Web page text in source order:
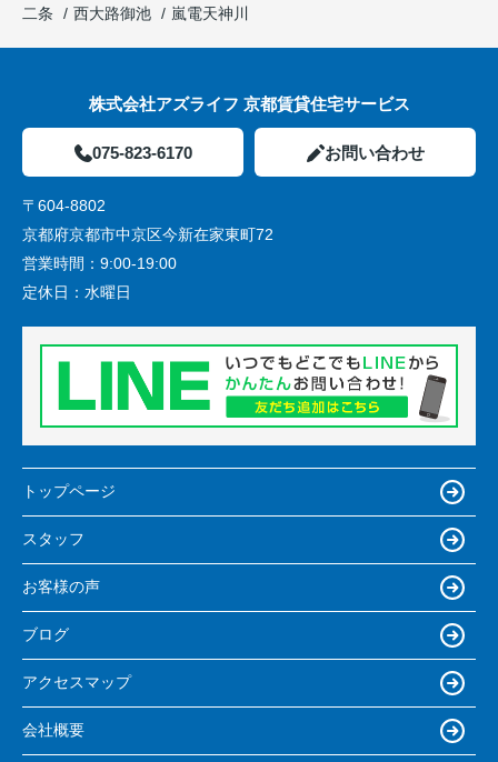
二条
西大路御池 嵐電天神川
株式会社アズライフ 京都賃貸住宅サービス
075-823-6170 お問い合わせ
〒604-8802
京都府京都市中京区今新在家東町72
営業時間： 9:00-19:00
定休日： 水曜日
トップページ
スタッフ
お客様の声
ブログ
アクセスマップ
会社概要